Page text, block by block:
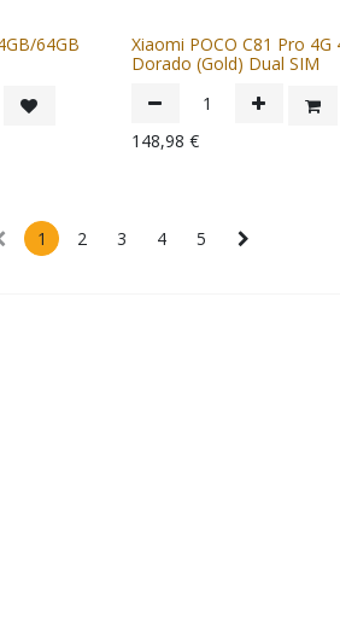
64GB
Xiaomi POCO C81 Pro 4G
Dorado (Gold) Dual SIM
148,98 €
1 2 3 4 5